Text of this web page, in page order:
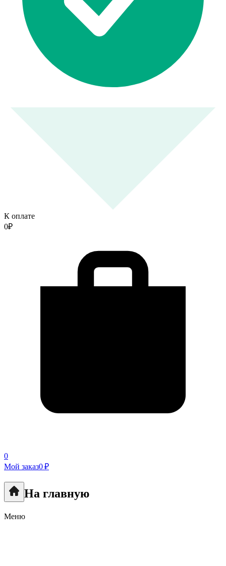
К оплате
0₽
0
Мой заказ0 ₽
На главную
Меню